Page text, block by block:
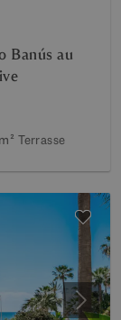
Banús au
Terrasse